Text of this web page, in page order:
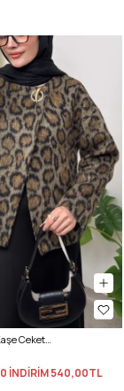
Leopar Desen Kaşe Ceket 2602 - KAHVERENGİ
İNDİRİM540,00TL